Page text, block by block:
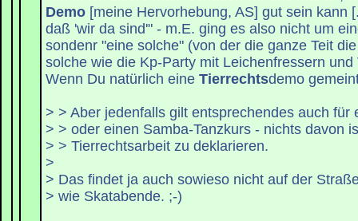
Demo [meine Hervorhebung, AS] gut sein kann
daß 'wir da sind'" - m.E. ging es also nicht um
sondenr "eine solche" (von der die ganze Teit
solche wie die Kp-Party mit Leichenfressern
Wenn Du natürlich eine Tierrechtsdemo
> > Aber jedenfalls gilt entsprechendes auch für
> > oder einen Samba-Tanzkurs - nichts davon
> > Tierrechtsarbeit zu deklarieren.
>
> Das findet ja auch sowieso nicht auf der
> wie Skatabende. ;-)